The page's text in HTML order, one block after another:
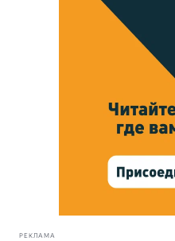
РЕКЛАМА